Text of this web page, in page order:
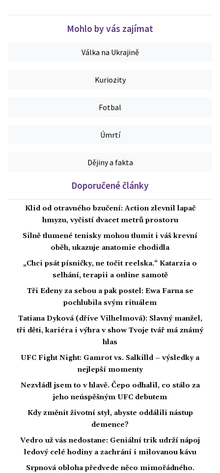
Mohlo by vás zajímat
Válka na Ukrajině
Kuriozity
Fotbal
Úmrtí
Dějiny a fakta
Doporučené články
Klid od otravného bzučení: Action zlevnil lapač
hmyzu, vyčistí dvacet metrů prostoru
Silně tlumené tenisky mohou tlumit i váš krevní
oběh, ukazuje anatomie chodidla
„Chci psát písničky, ne točit reelska.“ Katarzia o
selhání, terapii a online samotě
Tři Edeny za sebou a pak postel: Ewa Farna se
pochlubila svým rituálem
Tatiana Dyková (dříve Vilhelmová): Slavný manžel,
tři děti, kariéra i výhra v show Tvoje tvář má známý
hlas
UFC Fight Night: Gamrot vs. Salkilld – výsledky a
nejlepší momenty
Nezvládl jsem to v hlavě. Čepo odhalil, co stálo za
jeho neúspěšným UFC debutem
Kdy změnit životní styl, abyste oddálili nástup
demence?
Vedro už vás nedostane: Geniální trik udrží nápoj
ledový celé hodiny a zachrání i milovanou kávu
Srpnová obloha předvede něco mimořádného.